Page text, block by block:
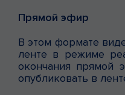
Прямой эфир
В этом формате
ленте в режиме
окончания прямой
опубликовать в